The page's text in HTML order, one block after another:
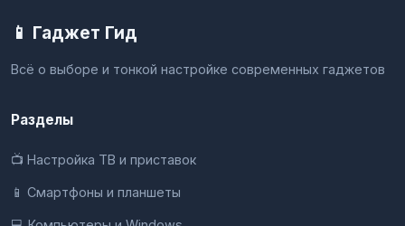
📱 Гаджет Гид
Всё о выборе и тонкой настройке современных гаджетов
Разделы
📺 Настройка ТВ и приставок
📱 Смартфоны и планшеты